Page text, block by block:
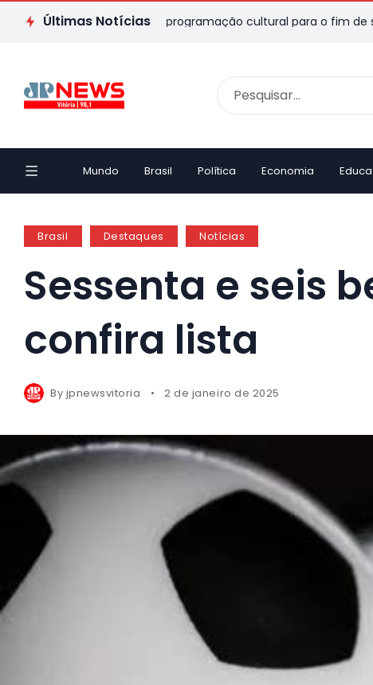
Últimas Notícias
ES: veja passeios e programação cultural para o fim de semana
Mundo Brasil Política Economia
Brasil Destaques Notícias
Sessenta e seis
confira lista
By jpnewsvitoria 2 de janeiro de 2025